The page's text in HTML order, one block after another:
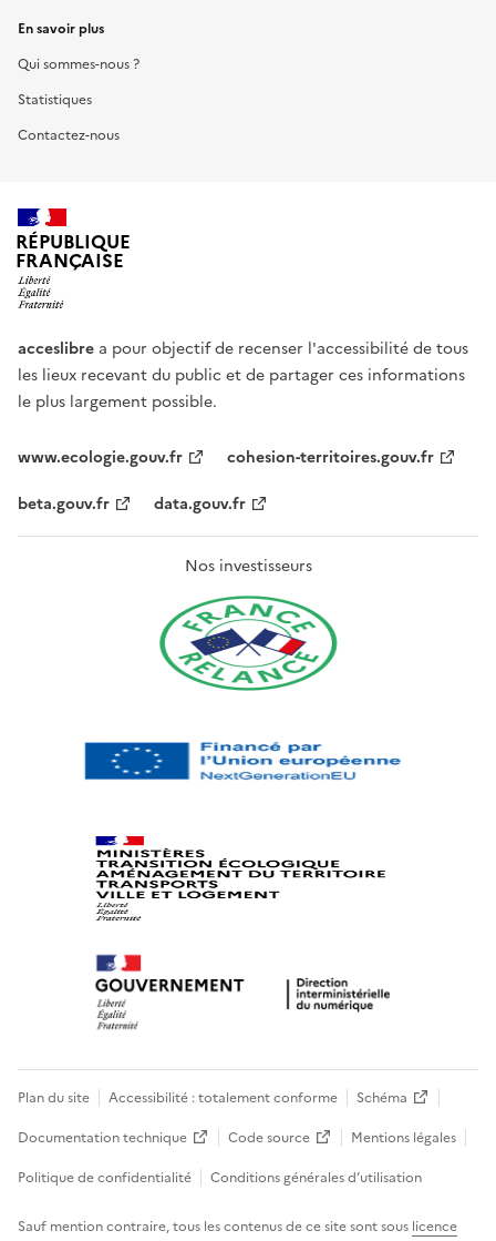
En savoir plus
Qui sommes-nous ?
Statistiques
Contactez-nous
RÉPUBLIQUE
FRANÇAISE
acceslibre a pour objectif de recenser l'accessibilité de tous
les lieux recevant du public et de partager ces informations
le plus largement possible.
www.ecologie.gouv.fr
cohesion-territoires.gouv.fr
beta.gouv.fr
data.gouv.fr
Nos investisseurs
Plan du site Accessibilité : totalement conforme
Schéma
Documentation technique
Code source
Mentions légales
Politique de confidentialité
Conditions générales d’utilisation
Sauf mention contraire, tous les contenus de ce site sont sous licence